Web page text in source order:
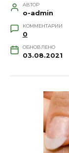
АВТОР
o-admin
КОММЕНТАРИИ
0
ОБНОВЛЕНО
03.08.2021